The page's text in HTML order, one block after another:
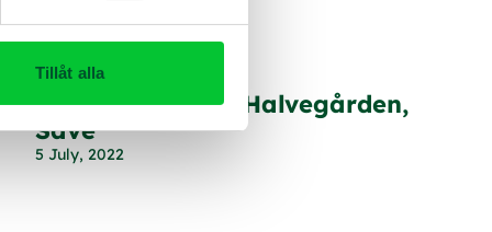
Tillåt alla
Stall och ridhus, Halvegården,
Säve
5 July, 2022